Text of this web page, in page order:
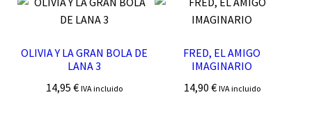
OLIVIA Y LA GRAN BOLA DE
LANA 3
14,95€ IVA incluido
FRED, EL AMIGO
IMAGINARIO
14,90 € IVA incluido